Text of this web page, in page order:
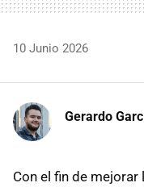
10 Junio 2026
Gerardo
Con el fin de mejorar